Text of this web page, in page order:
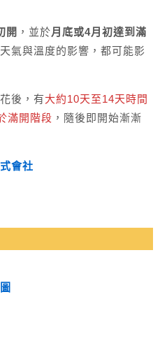
開 ，並於月底或4月初達到滿
氣與溫度的影響，都可能影
後，有大約10天至14天時間
滿開階段 ，隨後即開始漸漸
會社